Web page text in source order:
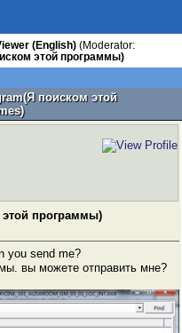
(English) (Moderator:
этой программы)
поиском этой
этой программы)
you send me?
вы можете отправить мне?